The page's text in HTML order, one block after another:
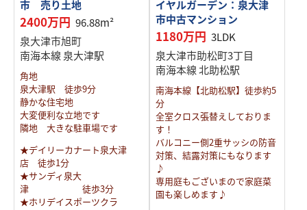
市 売り土地
2400万円 96.88m²
泉大津市旭町
南海本線 泉大津駅
角地
泉大津駅 徒歩9分
静かな住宅地
大変便利な立地です
隣地 大きな駐車場です
★デイリーカナート泉大津
店 徒歩1分
★サンディ泉大
津 徒歩3分
★ホリデイスポーツクラ
イヤルガーデン：泉大津
市中古マンション
1180万円 3LDK
泉大津市助松町3丁目
南海本線 北助松駅
南海本線【北助松駅】徒歩約5
分
全室クロス張替えしておりま
す！
バルコニー側2重サッシの防音
対策、結露対策にもなります
♪
専用庭もございまので家庭菜
園も楽しめます♪